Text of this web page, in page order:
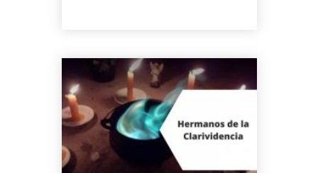
otras sienten dolor de
cabeza cada vez que llegan
a sus hogares o trabajo e
inclusive personas lo
sienten de un día para otro,
una atmósfera pes...